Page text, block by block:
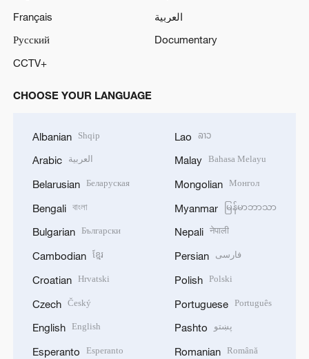
Français
العربية
Русский
Documentary
CCTV+
CHOOSE YOUR LANGUAGE
Albanian Shqip
Arabic العربية
Belarusian Беларуская
Bengali বাংলা
Bulgarian Български
Cambodian ខ្មែរ
Croatian Hrvatski
Czech Český
English English
Esperanto Esperanto
Lao ລາວ
Malay Bahasa Melayu
Mongolian Монгол
Myanmar မြန်မာဘာသာ
Nepali नेपाली
Persian فارسی
Polish Polski
Portuguese Português
Pashto پښتو
Romanian Română